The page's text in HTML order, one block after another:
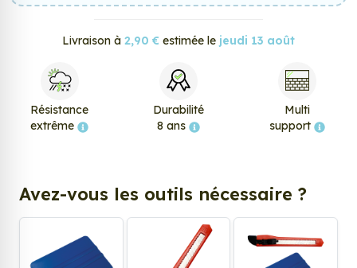
Livraison à 2,90 € estimée le jeudi 13 août
Résistance
extrême
Durabilité
8 ans
Multi
support
Avez-vous les outils nécessaire ?